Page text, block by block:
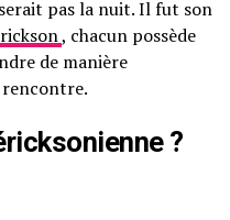
pas la nuit. Il fut son
, chacun possède
de manière
?